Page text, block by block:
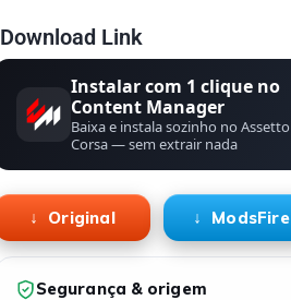
Download Link
Instalar com 1 clique no
Content Manager
Baixa e instala sozinho no Assetto
Corsa — sem extrair nada
Original ModsFire
Segurança & origem